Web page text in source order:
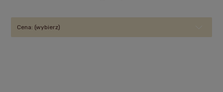
Cena: (wybierz)